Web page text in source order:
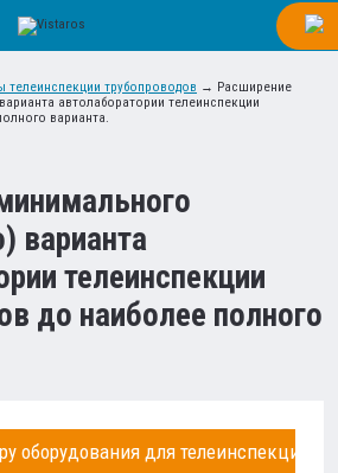
телеинспекции трубопроводов → Расширение
автолаборатории телеинспекции
варианта.
варианта
телеинспекции
до наиболее полного
оборудования для телеинспекции